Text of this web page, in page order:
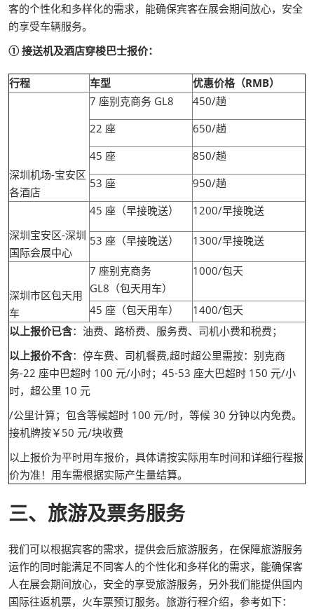
客的个性化和多样化的需求，能确保宾客在展会期间放心，安全
的享受车辆服务。
① 接送机及酒店穿梭巴士报价：
行程 车型 优惠价格（RMB）
深圳机场-宝安区
各酒店
7 座别克商务 GL8
450/趟
22 座
650/趟
45 座
850/趟
53 座
950/趟
深圳宝安区-深圳
国际会展中心
45 座（早接晚送） 1200/早接晚送
53 座（早接晚送） 1300/早接晚送
深圳市区包天用
车
7 座别克商务
GL8（包天用车）
1000/包天
45 座（包天用车）
1400/包天
以上报价已含：油费、路桥费、服务费、司机小费和税费；
以上报价不含：停车费、司机餐费,超时超公里需按：别克商
务-22 座中巴超时 100 元/小时；45-53 座大巴超时 150 元/小
时，超公里 10 元
/公里计算；包含等候超时 100 元/时，等候 30 分钟以内免费。
接机牌按￥50 元/块收费
以上报价为平时用车报价，具体请按实际用车时间和详细行程报
价为准！用车需根据实际产生量结算。
三、旅游及票务服务
我们可以根据宾客的需求，提供会后旅游服务，在保障旅游服务
运作的同时能满足不同客人的个性化和多样化的需求，能确保客
人在展会期间放心，安全的享受旅游服务，另外我们能提供国内
国际往返机票，火车票预订服务。旅游行程介绍，参考如下：